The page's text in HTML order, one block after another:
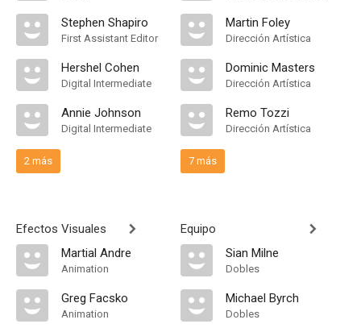
Stephen Shapiro
First Assistant Editor
Hershel Cohen
Digital Intermediate
Annie Johnson
Digital Intermediate
2 más
Efectos Visuales
Martial Andre
Animation
Greg Facsko
Animation
Martin Foley
Dirección Artística
Dominic Masters
Dirección Artística
Remo Tozzi
Dirección Artística
7 más
Equipo
Sian Milne
Dobles
Michael Byrch
Dobles